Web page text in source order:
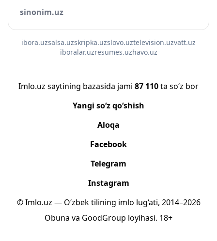
sinonim.uz
ibora.uzsalsa.uzskripka.uzslovo.uztelevision.uzvatt.uz
iboralar.uzresumes.uzhavo.uz
Imlo.uz saytining bazasida jami 87 110ta so‘z bor
Yangi so‘z qo‘shish
Aloqa
Facebook
Telegram
Instagram
© Imlo.uz — O‘zbek tilining imlo lug‘ati, 2014–2026
Obuna va GoodGroup loyihasi. 18+